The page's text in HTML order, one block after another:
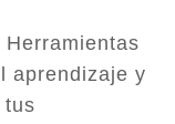
Herramientas
aprendizaje y
tus